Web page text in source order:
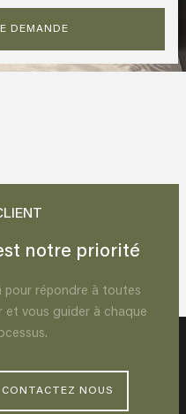
DEMANDE
notre priorité
pour répondre à toutes
et vous guider à chaque
CONTACTEZ NOUS